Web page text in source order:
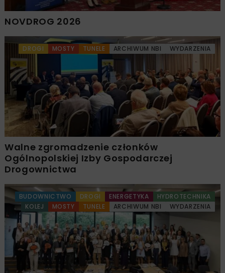
NOVDROG 2026
DROGI MOSTY TUNELE ARCHIWUM NBI WYDARZENIA
Walne zgromadzenie członków
Ogólnopolskiej Izby Gospodarczej
Drogownictwa
BUDOWNICTWO DROGI ENERGETYKA
HYDROTECHNIKA
KOLEJ
MOSTY TUNELE ARCHIWUM NBI WYDARZENIA